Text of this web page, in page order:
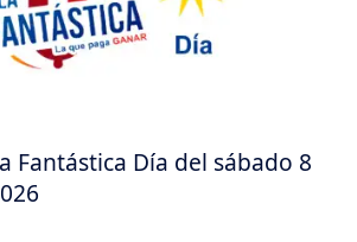
Fantástica Día del sábado 8